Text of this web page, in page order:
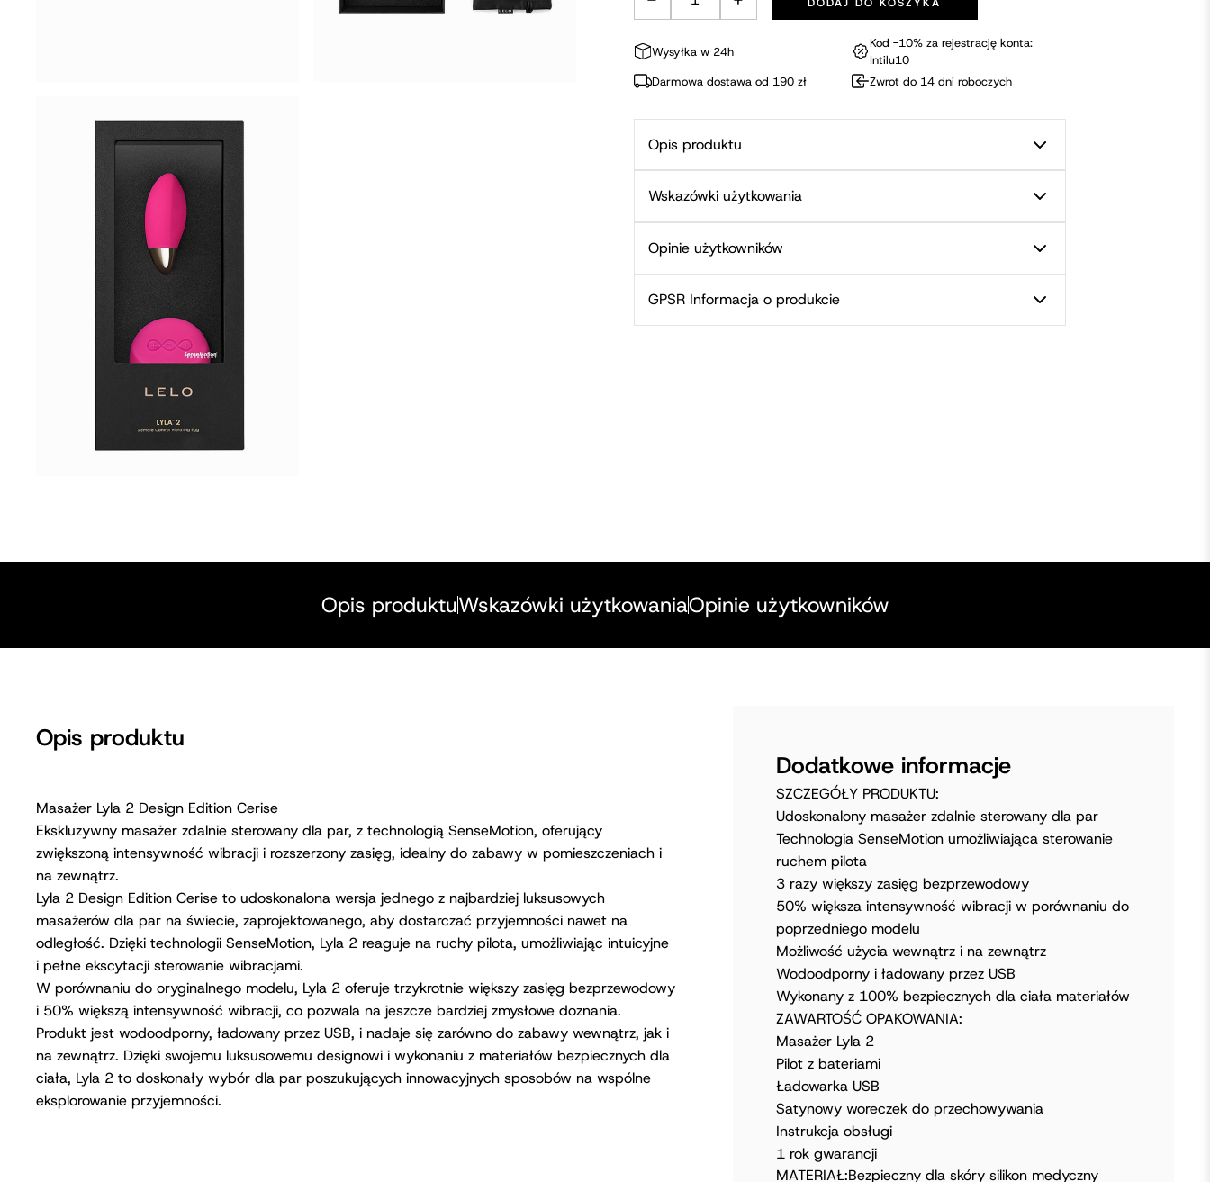
ilość Masażer Lyla 2 Design Edition Cerise Lelo
Wysyłka w 24h
Kod -10% za rejestrację konta:
Intilu10
Darmowa dostawa od 190 zł
Zwrot do 14 dni roboczych
Opis produktu
Wskazówki użytkowania
Opinie użytkowników
GPSR Informacja o produkcie
Opis produktuWskazówki użytkowaniaOpinie użytkowników
Opis produktu
Masażer Lyla 2 Design Edition Cerise
Ekskluzywny masażer zdalnie sterowany dla par, z technologią SenseMotion, oferujący
zwiększoną intensywność wibracji i rozszerzony zasięg, idealny do zabawy w pomieszczeniach i
na zewnątrz.
Lyla 2 Design Edition Cerise to udoskonalona wersja jednego z najbardziej luksusowych
masażerów dla par na świecie, zaprojektowanego, aby dostarczać przyjemności nawet na
odległość. Dzięki technologii SenseMotion, Lyla 2 reaguje na ruchy pilota, umożliwiając intuicyjne
i pełne ekscytacji sterowanie wibracjami.
W porównaniu do oryginalnego modelu, Lyla 2 oferuje trzykrotnie większy zasięg bezprzewodowy
i 50% większą intensywność wibracji, co pozwala na jeszcze bardziej zmysłowe doznania.
Produkt jest wodoodporny, ładowany przez USB, i nadaje się zarówno do zabawy wewnątrz, jak i
na zewnątrz. Dzięki swojemu luksusowemu designowi i wykonaniu z materiałów bezpiecznych dla
ciała, Lyla 2 to doskonały wybór dla par poszukujących innowacyjnych sposobów na wspólne
eksplorowanie przyjemności.
Dodatkowe informacje
SZCZEGÓŁY PRODUKTU:
Udoskonalony masażer zdalnie sterowany dla par
Technologia SenseMotion umożliwiająca sterowanie
ruchem pilota
3 razy większy zasięg bezprzewodowy
50% większa intensywność wibracji w porównaniu do
poprzedniego modelu
Możliwość użycia wewnątrz i na zewnątrz
Wodoodporny i ładowany przez USB
Wykonany z 100% bezpiecznych dla ciała materiałów
ZAWARTOŚĆ OPAKOWANIA:
Masażer Lyla 2
Pilot z bateriami
Ładowarka USB
Satynowy woreczek do przechowywania
Instrukcja obsługi
1 rok gwarancji
MATERIAŁ:Bezpieczny dla skóry silikon medyczny